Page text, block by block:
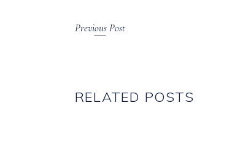
Previous Post
RELATED POSTS